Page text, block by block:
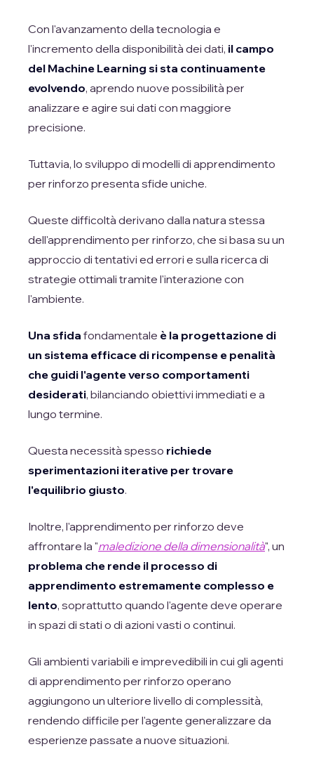
Con l'avanzamento della tecnologia e
l'incremento della disponibilità dei dati, il campo
del Machine Learning si sta continuamente
evolvendo, aprendo nuove possibilità per
analizzare e agire sui dati con maggiore
precisione.
Tuttavia, lo sviluppo di modelli di apprendimento
per rinforzo presenta sfide uniche.
Queste difficoltà derivano dalla natura stessa
dell'apprendimento per rinforzo, che si basa su un
approccio di tentativi ed errori e sulla ricerca di
strategie ottimali tramite l'interazione con
l'ambiente.
Una sfida fondamentale è la progettazione di
un sistema efficace di ricompense e penalità
che guidi l'agente verso comportamenti
desiderati, bilanciando obiettivi immediati e a
lungo termine.
Questa necessità spesso richiede
sperimentazioni iterative per trovare
l'equilibrio giusto.
Inoltre, l'apprendimento per rinforzo deve
affrontare la "maledizione della dimensionalità", un
problema che rende il processo di
apprendimento estremamente complesso e
lento, soprattutto quando l'agente deve operare
in spazi di stati o di azioni vasti o continui.
Gli ambienti variabili e imprevedibili in cui gli agenti
di apprendimento per rinforzo operano
aggiungono un ulteriore livello di complessità,
rendendo difficile per l'agente generalizzare da
esperienze passate a nuove situazioni.